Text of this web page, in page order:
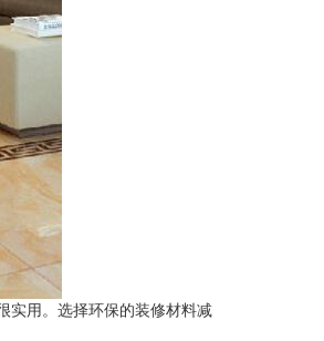
实用。选择环保的装修材料减